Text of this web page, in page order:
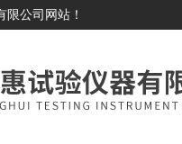
公司网站！